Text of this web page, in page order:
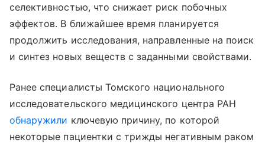
селективностью, что снижает риск побочных
эффектов. В ближайшее время планируется
продолжить исследования, направленные на поиск
и синтез новых веществ с заданными свойствами.
Ранее специалисты Томского национального
исследовательского медицинского центра РАН
обнаружили ключевую причину, по которой
некоторые пациентки с трижды негативным раком